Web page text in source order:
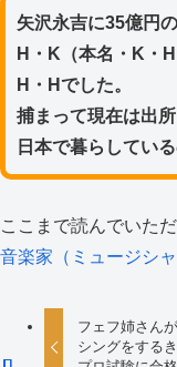
矢沢永吉に35億円
H・K（本名・K・
H・Hでした。
捕まって現在は出
日本で暮らしている
ここまで読んでいた
音楽家（ミュージシャ
フェフ姉さん
シングをする